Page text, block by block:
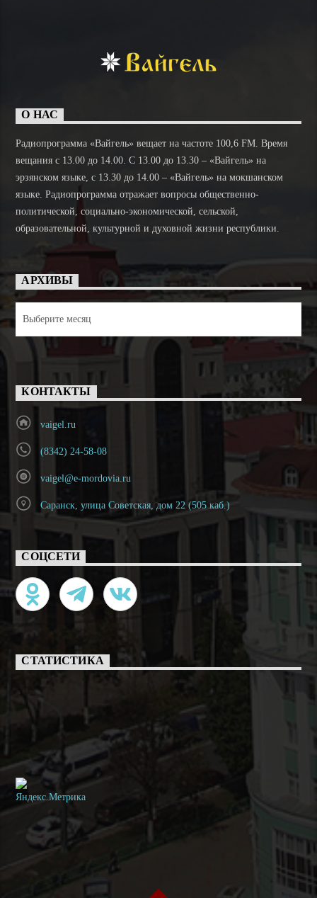
О НАС
Радиопрограмма «Вайгель» вещает на частоте 100,6 FM. Время
вещания с 13.00 до 14.00. C 13.00 до 13.30 – «Вайгель» на
эрзянском языке, с 13.30 до 14.00 – «Вайгель» на мокшанском
языке. Радиопрограмма отражает вопросы общественно-
политической, социально-экономической, сельской,
образовательной, культурной и духовной жизни республики.
АРХИВЫ
КОНТАКТЫ
vaigel.ru
(8342) 24-58-08
vaigel@e-mordovia.ru
Саранск, улица Советская, дом 22 (505 каб.)
СОЦСЕТИ
СТАТИСТИКА